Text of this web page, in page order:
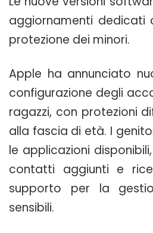
aggiornamenti dedicati
protezione dei minori.
Apple ha annunciato
configurazione degli
ragazzi, con protezioni
alla fascia di età. I
le applicazioni
contatti aggiunti e
supporto per la
sensibili.